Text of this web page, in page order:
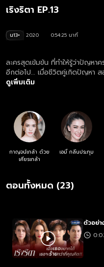
เริงริตา EP.13
น13+ 2020
0:54:25 นาที
ละครสุดเข้มข้น ที่ทำให้รู้ว่าปัญหา
อีกต่อไป... เมื่อชีวิตคู่เกิดปัญหา ส
ตกลงร่วมกัน "เธอ" ยินยอมให้ "เ
ดูเพิ่มเติม
กาญจน์เกล้า ด้วย
เศียรเกล้า
เอมี่ กลิ่นประทุม
ตอนทั้งหมด (23)
ตัวอย่า